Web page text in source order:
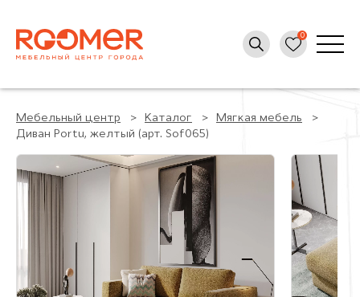
Мебельный центр Каталог
Мягкая мебель
Диван Portu, желтый (арт. Sof065)